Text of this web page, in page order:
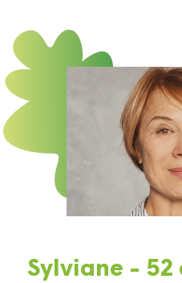
Sylviane - 52